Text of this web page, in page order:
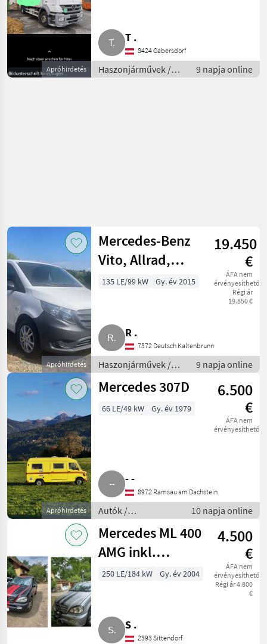
Apróhirdetés
T .
8424 Gabersdorf
Haszonjárművek /
Tehergépkocsi
9 napja online
Apróhirdetés
Mercedes-Benz
Vito, Allrad,
Automatik,
19.450
€
ÁFA nem
érvényesíthető
Régi ár
19.850 €
135 LE/99 kW Gy. év 2015
R .
7572 Deutsch Kaltenbrunn
Haszonjárművek /
Tehergépkocsi
9 napja online
Apróhirdetés
Mercedes 307D
6.500
€
ÁFA nem
érvényesíthető
66 LE/49 kW Gy. év 1979
- -
8972 Ramsau am Dachstein
Autók /
Motorkerékpárok /
Terepjáró
10 napja online
Mercedes ML 400
AMG inkl.
Ersatzteilspender
4.500
€
ÁFA nem
érvényesíthető
Régi ár 4.800
€
250 LE/184 kW Gy. év 2004
S .
2393 Sittendorf